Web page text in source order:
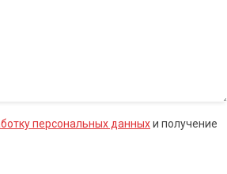
персональных данныхи получение